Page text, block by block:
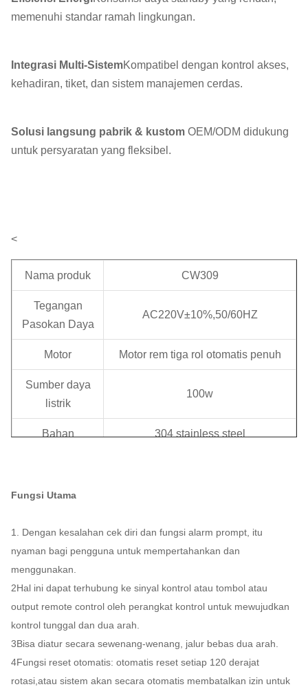
memenuhi standar ramah lingkungan.
Integrasi Multi-SistemKompatibel dengan kontrol akses,
kehadiran, tiket, dan sistem manajemen cerdas.
Solusi langsung pabrik & kustom ️ OEM/ODM didukung
untuk persyaratan yang fleksibel.
<
Nama produk CW309
Tegangan
Pasokan Daya
AC220V±10%,50/60HZ
Motor Motor rem tiga rol otomatis penuh
Sumber daya
listrik
100w
Bahan 304 stainless steel
Pengolahan
Ukuran
Lebar Jalur 550 mm
Kehidupan
5 juta siklus
Lingkungan
Fungsi Utama
1. Dengan kesalahan cek diri dan fungsi alarm prompt, itu
nyaman bagi pengguna untuk mempertahankan dan
menggunakan.
2Hal ini dapat terhubung ke sinyal kontrol atau tombol atau
output remote control oleh perangkat kontrol untuk mewujudkan
kontrol tunggal dan dua arah.
3Bisa diatur secara sewenang-wenang, jalur bebas dua arah.
4Fungsi reset otomatis: otomatis reset setiap 120 derajat
rotasi,atau sistem akan secara otomatis membatalkan izin untuk